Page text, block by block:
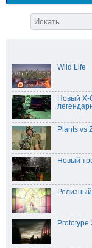
Wild Life
Новый X-
Plants vs
Новый